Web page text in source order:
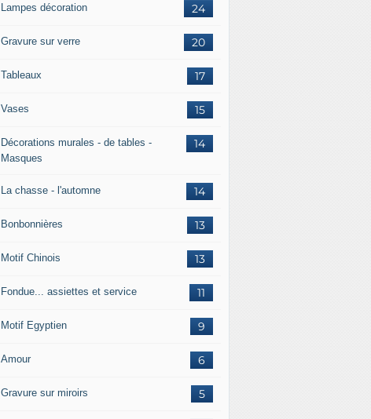
24
Lampes décoration
20
Gravure sur verre
17
Tableaux
15
Vases
14
Décorations murales - de tables -
Masques
14
La chasse - l'automne
13
Bonbonnières
13
Motif Chinois
11
Fondue... assiettes et service
9
Motif Egyptien
6
Amour
5
Gravure sur miroirs